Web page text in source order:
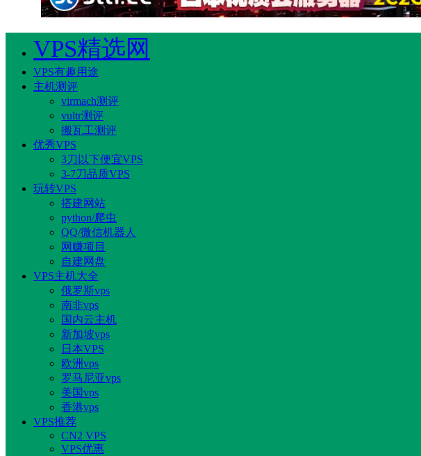
VPS精选网
VPS有趣用途
主机测评
virmach测评
vultr测评
搬瓦工测评
优秀VPS
3刀以下便宜VPS
3-7刀品质VPS
玩转VPS
搭建网站
python/爬虫
QQ/微信机器人
网赚项目
自建网盘
VPS主机大全
俄罗斯vps
南非vps
国内云主机
新加坡vps
日本VPS
欧洲vps
罗马尼亚vps
美国vps
香港vps
VPS推荐
CN2 VPS
VPS优惠